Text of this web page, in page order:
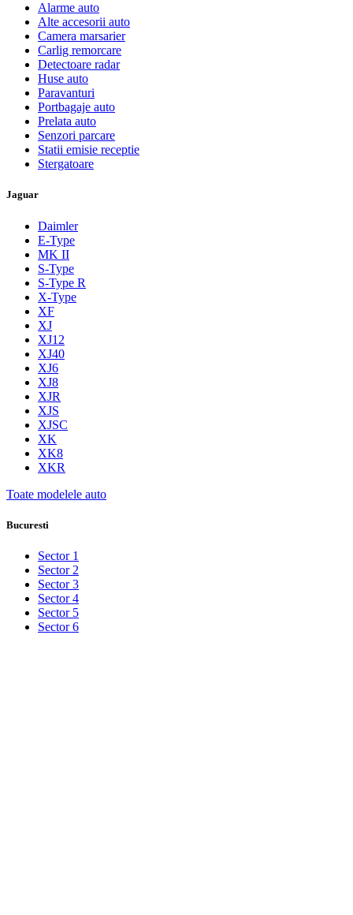
Alarme auto
Alte accesorii auto
Camera marsarier
Carlig remorcare
Detectoare radar
Huse auto
Paravanturi
Portbagaje auto
Prelata auto
Senzori parcare
Statii emisie receptie
Stergatoare
Jaguar
Daimler
E-Type
MK II
S-Type
S-Type R
X-Type
XF
XJ
XJ12
XJ40
XJ6
XJ8
XJR
XJS
XJSC
XK
XK8
XKR
Toate modelele auto
Bucuresti
Sector 1
Sector 2
Sector 3
Sector 4
Sector 5
Sector 6